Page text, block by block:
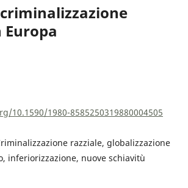
10.1590/1980-8585250319880004505
razziale, globalizzazione
inferiorizzazione, nuove schiavitù